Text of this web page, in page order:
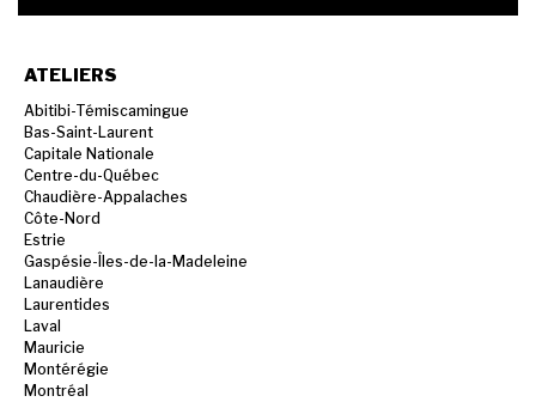
ATELIERS
Abitibi-Témiscamingue
Bas-Saint-Laurent
Capitale Nationale
Centre-du-Québec
Chaudière-Appalaches
Côte-Nord
Estrie
Gaspésie-Îles-de-la-Madeleine
Lanaudière
Laurentides
Laval
Mauricie
Montérégie
Montréal